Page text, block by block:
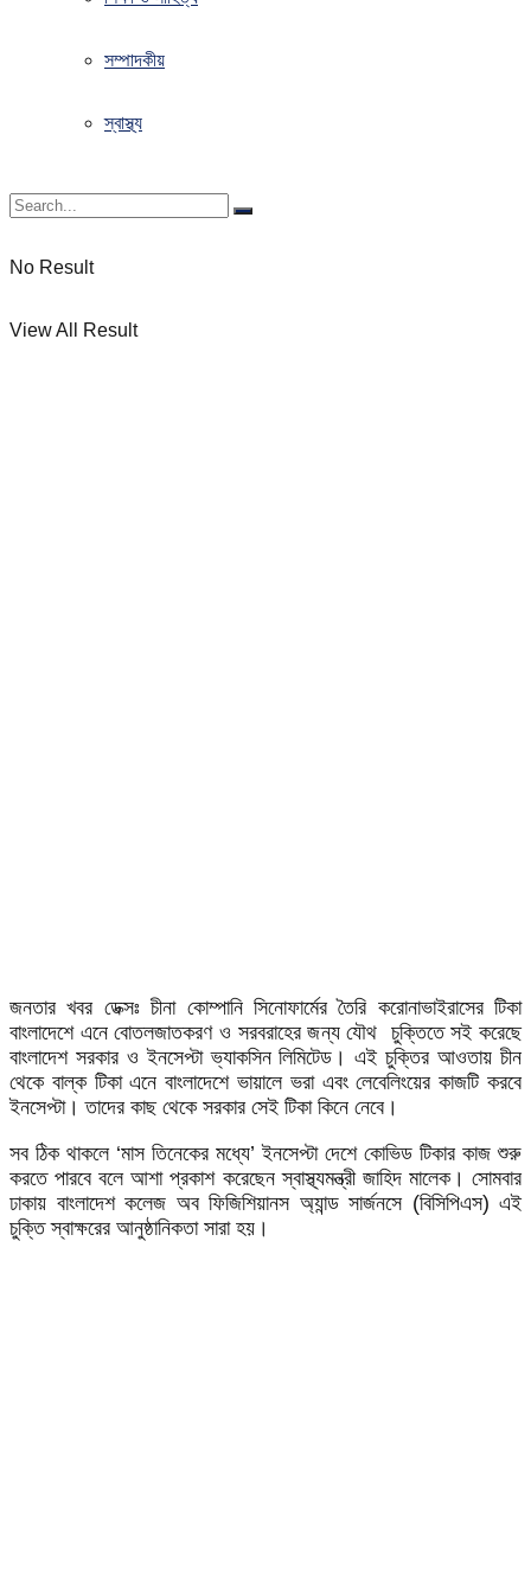
সম্পাদকীয়
স্বাস্থ্য
No Result
View All Result
জনতার খবর ডেক্সঃ চীনা কোম্পানি সিনোফার্মের তৈরি করোনাভাইরাসের টিকা
বাংলাদেশে এনে বোতলজাতকরণ ও সরবরাহের জন্য যৌথ চুক্তিতে সই করেছে
বাংলাদেশ সরকার ও ইনসেপ্টা ভ্যাকসিন লিমিটেড। এই চুক্তির আওতায় চীন
থেকে বাল্ক টিকা এনে বাংলাদেশে ভায়ালে ভরা এবং লেবেলিংয়ের কাজটি করবে
ইনসেপ্টা। তাদের কাছ থেকে সরকার সেই টিকা কিনে নেবে।
সব ঠিক থাকলে ‘মাস তিনেকের মধ্যে’ ইনসেপ্টা দেশে কোভিড টিকার কাজ শুরু
করতে পারবে বলে আশা প্রকাশ করেছেন স্বাস্থ্যমন্ত্রী জাহিদ মালেক। সোমবার
ঢাকায় বাংলাদেশ কলেজ অব ফিজিশিয়ানস অ্যান্ড সার্জনসে (বিসিপিএস) এই
চুক্তি স্বাক্ষরের আনুষ্ঠানিকতা সারা হয়।